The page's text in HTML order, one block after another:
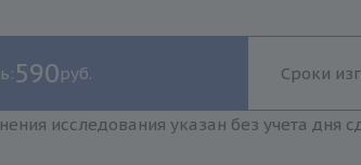
590руб. Сроки
исследования указан без учета дня